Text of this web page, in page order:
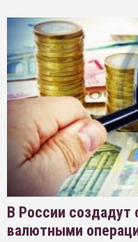
В России создадут
валютными